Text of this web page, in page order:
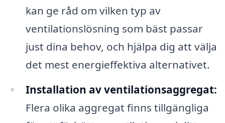
kan ge råd om vilken typ av
ventilationslösning som bäst passar
just dina behov, och hjälpa dig att välja
det mest energieffektiva alternativet.
Installation av ventilationsaggregat:
Flera olika aggregat finns tillgängliga